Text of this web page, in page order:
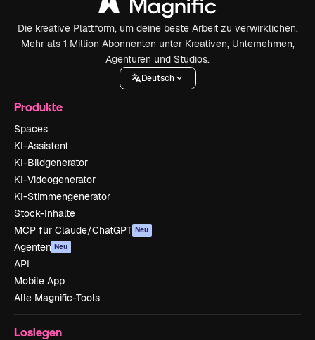
Die kreative Plattform, um deine beste Arbeit zu verwirklichen.
Mehr als 1 Million Abonnenten unter Kreativen, Unternehmen,
Agenturen und Studios.
Deutsch
Produkte
Spaces
KI-Assistent
KI-Bildgenerator
KI-Videogenerator
KI-Stimmengenerator
Stock-Inhalte
MCP für Claude/ChatGPT Neu
Agenten Neu
API
Mobile App
Alle Magnific-Tools
Loslegen